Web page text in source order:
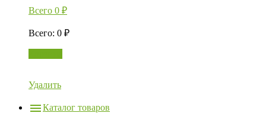
Всего 0 ₽
Всего: 0 ₽
Удалить
Каталог товаров